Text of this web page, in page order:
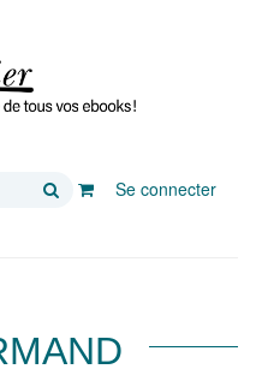
Se connecter